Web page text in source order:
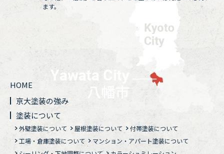
ます。
HOME
京大塗装の強み
塗装について
外壁塗装について 屋根塗装について
付帯塗装について
工場・倉庫塗装について
マンション・アパート塗装について